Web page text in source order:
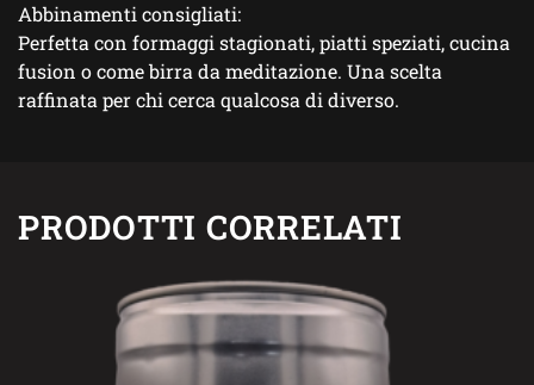
Abbinamenti consigliati:
Perfetta con formaggi stagionati, piatti speziati, cucina
fusion o come birra da meditazione. Una scelta
raffinata per chi cerca qualcosa di diverso.
PRODOTTI CORRELATI